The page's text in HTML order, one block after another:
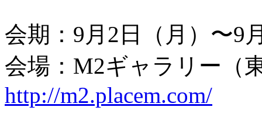
会期：9月2日（月）〜9
会場：M2ギャラリー（
http://m2.placem.com/